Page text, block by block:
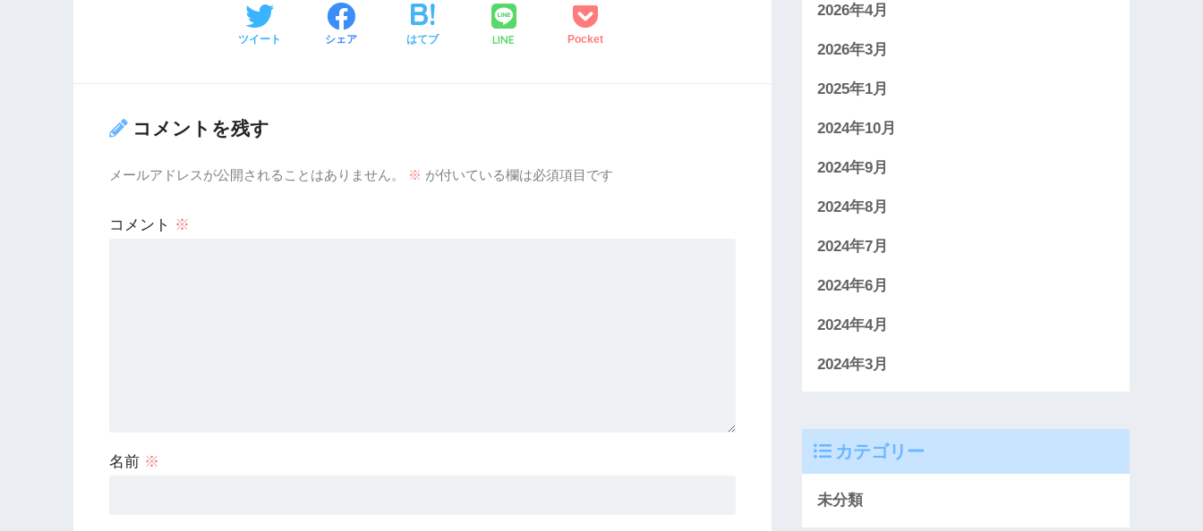
ツイート シェア はてブ LINE Pocket
コメントを残す
メールアドレスが公開されることはありません。 ※ が付いている欄は必須項目です
コメント ※
名前 ※
2026年4月
2026年3月
2025年1月
2024年10月
2024年9月
2024年8月
2024年7月
2024年6月
2024年4月
2024年3月
カテゴリー
未分類